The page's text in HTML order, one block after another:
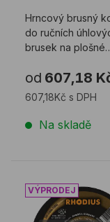
Hrncový brusný
do ručních
brusek na plošné
od 607,18
607,18Kč s DPH
Na skladě
Řezný kotouč